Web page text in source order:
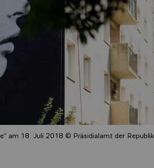
am 18. Juli 2018 © Präsidialamt der Republik